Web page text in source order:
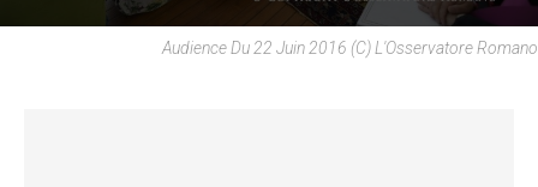
Audience Du 22 Juin 2016 (c) L'Osservatore Romano